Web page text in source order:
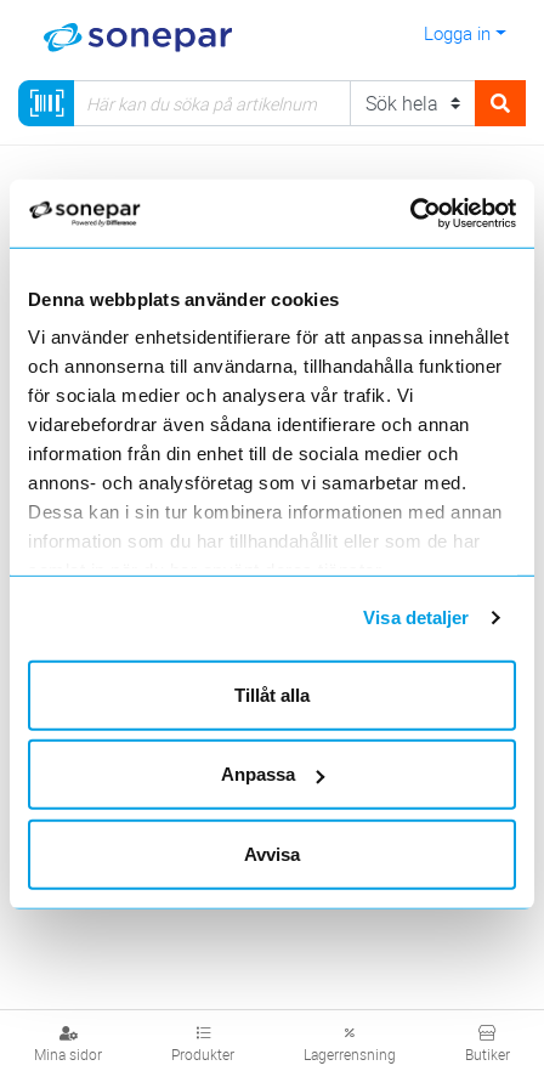
Denna webbplats använder cookies
Vi använder enhetsidentifierare för att anpassa innehållet
och annonserna till användarna, tillhandahålla funktioner
för sociala medier och analysera vår trafik. Vi
vidarebefordrar även sådana identifierare och annan
information från din enhet till de sociala medier och
annons- och analysföretag som vi samarbetar med.
Dessa kan i sin tur kombinera informationen med annan
information som du har tillhandahållit eller som de har
samlat in när du har använt deras tjänster.
Visa detaljer
Tillåt alla
Anpassa
Avvisa
Logga in
Mina sidor Produkter Lagerrensning Butiker
Visa produkter från alla underliggande kategorier
Skåp, boxar,
tillbehör
Visa produkter från alla underliggande kategorier